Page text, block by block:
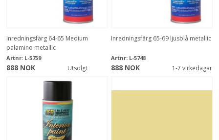
Inredningsfärg 64-65 Medium
palamino metallic
Artnr: L-5759
888 NOK Utsolgt
Inredningsfärg 65-69 ljusblå metallic
Artnr: L-5748
888 NOK 1-7 virkedagar